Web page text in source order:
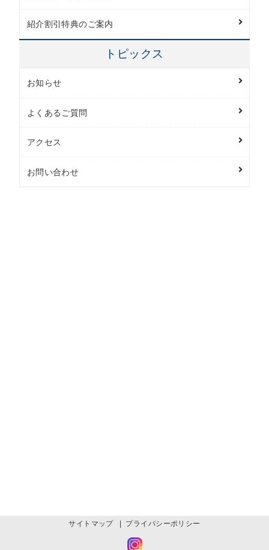
紹介割引特典のご案内
トピックス
お知らせ
よくあるご質問
アクセス
お問い合わせ
サイトマップ| プライバシーポリシー